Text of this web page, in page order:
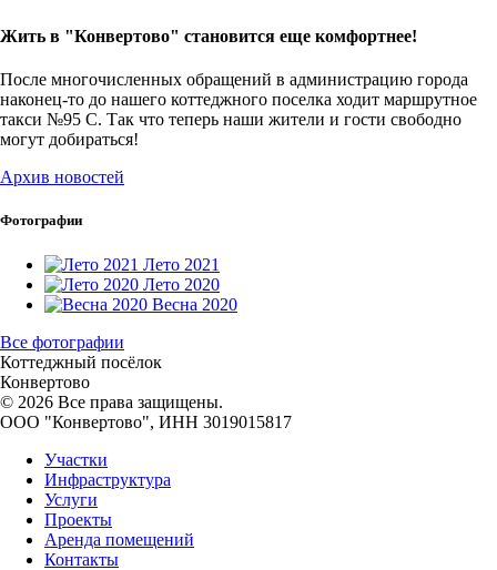
Жить в "Конвертово" становится еще комфортнее!
После многочисленных обращений в администрацию города
наконец-то до нашего коттеджного поселка ходит маршрутное
такси №95 С. Так что теперь наши жители и гости свободно
могут добираться!
Архив новостей
Фотографии
Лето 2021
Лето 2020
Весна 2020
Все фотографии
Коттеджный посёлок
Конвертово
© 2026 Все права защищены.
ООО "Конвeртово", ИНН 3019015817
Участки
Инфраструктура
Услуги
Проекты
Аренда помещений
Контакты